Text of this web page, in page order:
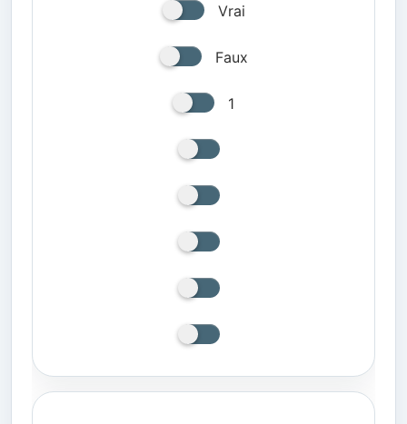
Vrai
Faux
1